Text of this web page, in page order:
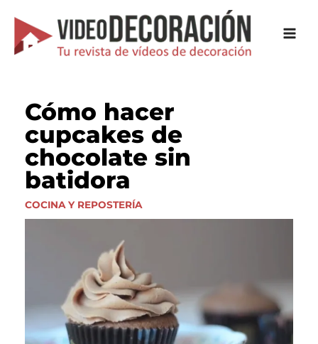
contenido
Cómo hacer
cupcakes de
chocolate sin
batidora
COCINA Y REPOSTERÍA